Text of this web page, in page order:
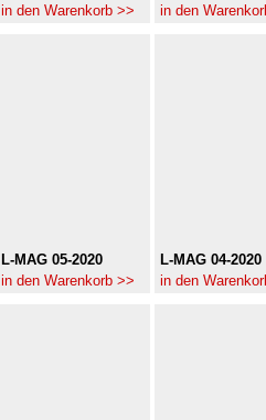
in den Warenkorb >>
in den
L-MAG 05-2020
in den Warenkorb >>
L-MAG 04-2020
in den